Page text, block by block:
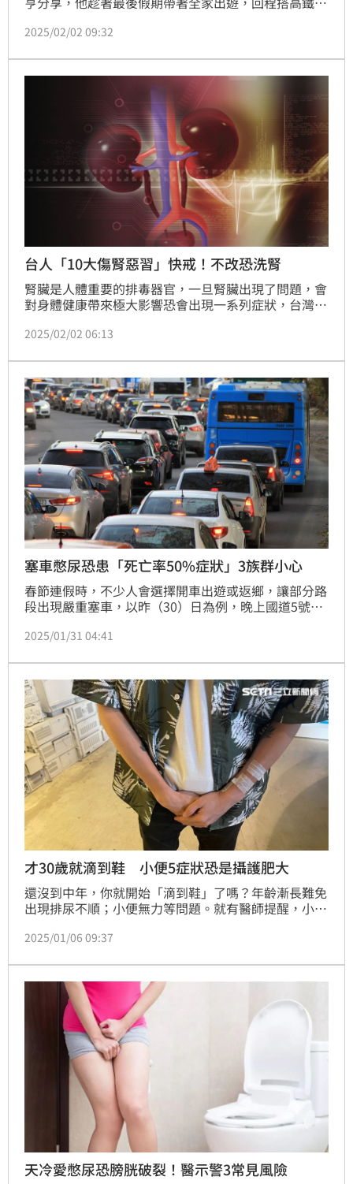
當他和老婆抱著小孩準備穿越一個半塞滿乘客的車道
車子的大家！」
2025/02/02 09:32
台人「10大傷腎惡習」快戒！不改恐洗腎
腎臟是人體重要的排毒器官，一旦腎臟出現了問題，會
對身體健康帶來極大影響恐會出現一系列症狀，台灣洗
的東西，就怕一不小心導致腎功能出狀況面臨洗腎。除
康，有腎臟科醫師就在臉書分享十大傷腎習慣，提醒民
眾應避開這些習慣，避免「腎功能比一般人衰退的
快」，面臨洗腎命運。
2025/02/02 06:13
塞車憋尿恐患「死亡率50%症狀」3族群小心
春節連假時，不少人會選擇開車出遊或返鄉，讓部分路
段出現嚴重塞車，以昨（30）日為例，晚上國道5號
雯發文指出，塞車時部分民眾可能處在憋尿的狀態，特
尿道感染，還可能引發急性腎衰竭等死亡率高的症狀，
建議在國道塞車且憋尿者應找休息站解放。
2025/01/31 04:41
才30歲就滴到鞋 小便5症狀恐是攝護肥大
還沒到中年，你就開始「滴到鞋」了嗎？年齡漸長難免
出現排尿不順；小便無力等問題。就有醫師提醒，小便
2025/01/06 09:37
天冷愛憋尿恐膀胱破裂！醫示警3常見風險